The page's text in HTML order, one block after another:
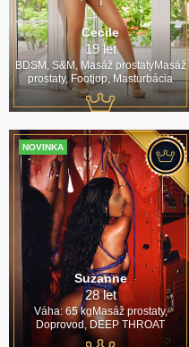
Cecile
19 let
BDSM, S&M, Masáž prostatyMasáž
prostaty, Footjop, Masturbácia
NOVINKA
Suzanne
28 let
Váha: 65 kgMasáž prostaty,
Doprovod, DEEP THROAT